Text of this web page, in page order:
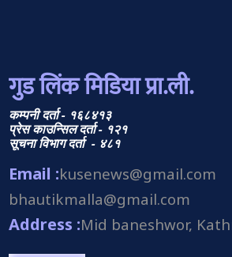
गुड लिंक मिडिया प्रा.ली.
कम्पनी दर्ता - १६८४१३
प्रेस काउन्सिल दर्ता - १२१
सूचना विभाग दर्ता - ४८१
Email :kusenews@gmail.com
bhautikmalla@gmail.com
Address :Mid baneshwor,